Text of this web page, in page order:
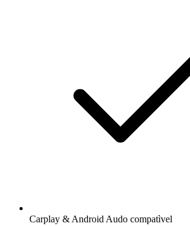
Carplay & Android Audo compatìvel